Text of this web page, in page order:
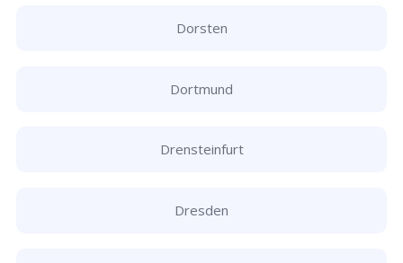
Dorsten
Dortmund
Drensteinfurt
Dresden